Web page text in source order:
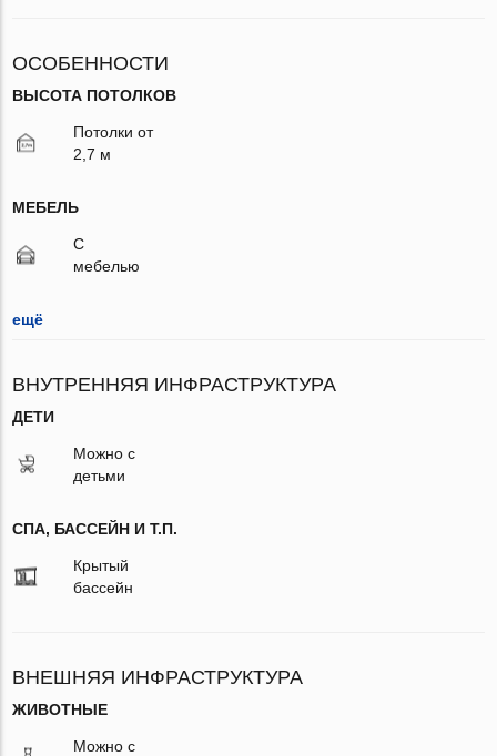
ОСОБЕННОСТИ
ВЫСОТА ПОТОЛКОВ
Потолки от
2,7 м
МЕБЕЛЬ
С
мебелью
ещё
ВНУТРЕННЯЯ ИНФРАСТРУКТУРА
ДЕТИ
Можно с
детьми
СПА, БАССЕЙН И Т.П.
Крытый
бассейн
ВНЕШНЯЯ ИНФРАСТРУКТУРА
ЖИВОТНЫЕ
Можно с